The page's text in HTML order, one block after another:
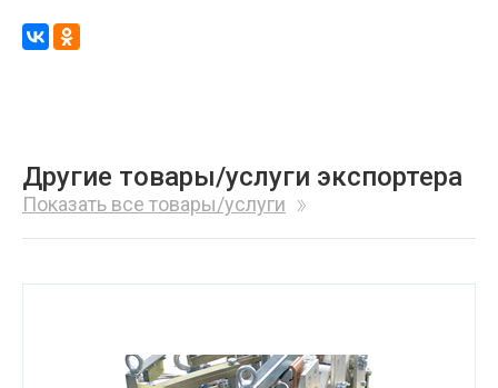
Другие товары/услуги экспортера
Показать все товары/услуги